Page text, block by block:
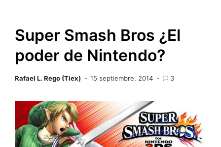
Super Smash Bros ¿El
poder de Nintendo?
Rafael L. Rego (Tiex) 15 septiembre, 2014 3